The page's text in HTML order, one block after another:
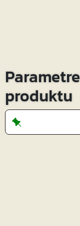
Parametre
produktu